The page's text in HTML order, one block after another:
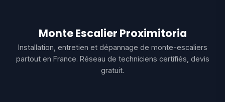
Monte Escalier Proximitoria
Installation, entretien et dépannage de monte-escaliers
partout en France. Réseau de techniciens certifiés, devis
gratuit.